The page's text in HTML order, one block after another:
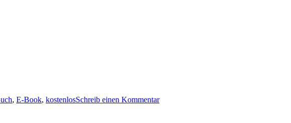
, E-Book, kostenlosSchreib einen Kommentar